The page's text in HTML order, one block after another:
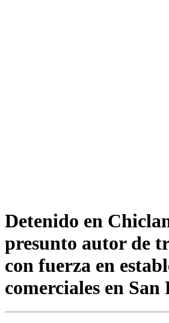
Detenido en
presunto autor de
con fuerza en
comerciales en San